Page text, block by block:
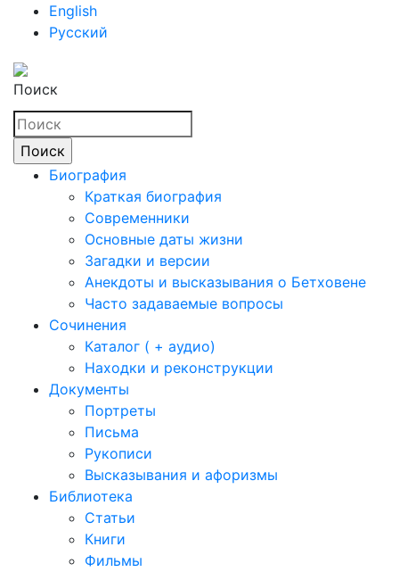
English
Русский
Поиск
Биография
Краткая биография
Современники
Основные даты жизни
Загадки и версии
Анекдоты и высказывания о Бетховене
Часто задаваемые вопросы
Сочинения
Каталог ( + аудио)
Находки и реконструкции
Документы
Портреты
Письма
Рукописи
Высказывания и афоризмы
Библиотека
Статьи
Книги
Фильмы